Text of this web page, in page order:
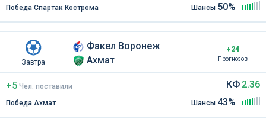
Победа Спартак Кострома Шансы 50%
Завтра
Факел Воронеж
Ахмат
+24
Прогнозов
+5 Чел. поставили
Победа Ахмат
КФ 2.36
Шансы 43%